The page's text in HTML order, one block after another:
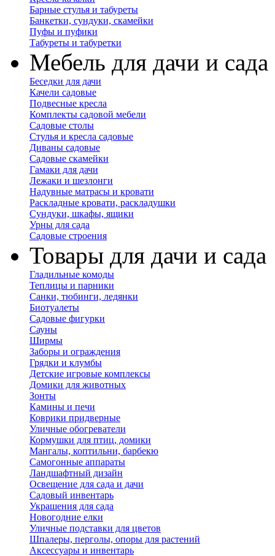
Барные стулья и табуреты
Банкетки, сундуки, скамейки
Пуфы и пуфики
Табуреты и табуретки
Мебель для дачи и сада
Беседки для дачи
Качели садовые
Подвесные кресла
Комплекты садовой мебели
Садовые столы
Стулья и кресла садовые
Диваны садовые
Садовые скамейки
Гамаки для дачи
Лежаки и шезлонги
Надувные матрасы и кровати
Раскладные кровати, раскладушки
Сундуки, шкафы, ящики
Урны для сада
Садовые строения
Товары для дачи и сада
Гладильные комоды
Теплицы и парники
Санки, тюбинги, ледянки
Биотуалеты
Садовые фигурки
Сауны
Ширмы
Заборы и ограждения
Грядки и клумбы
Детские игровые комплексы
Домики для животных
Зонты
Камины и печи
Коврики придверные
Уличные обогреватели
Кормушки для птиц, домики
Мангалы, коптильни, барбекю
Самогонные аппараты
Ландшафтный дизайн
Освещение для сада и дачи
Садовый инвентарь
Украшения для сада
Новогодние елки
Уличные подставки для цветов
Шпалеры, перголы, опоры для растений
Аксессуары и инвентарь